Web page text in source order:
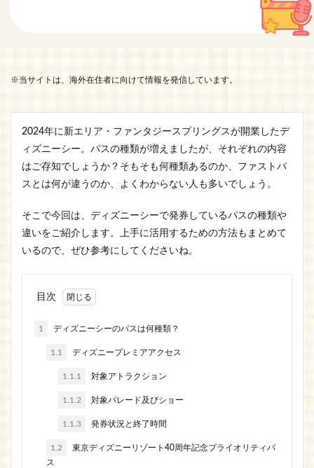
※当サイトは、海外在住者に向けて情報を発信しています。
2024年に新エリア・ファンタジースプリングスが開業したデ
ィズニーシー。パスの種類が増えましたが、それぞれの内容
はご存知でしょうか？そもそも何種類あるのか、ファストパ
スとは何が違うのか、よくわからない人も多いでしょう。
そこで今回は、ディズニーシーで発券しているパスの種類や
違いをご紹介します。上手に活用するための方法もまとめて
いるので、ぜひ参考にしてくださいね。
目次
1 ディズニーシーのパスは何種類？
1.1 ディズニープレミアアクセス
1.1.1 対象アトラクション
1.1.2 対象パレード及びショー
1.1.3 発券状況と終了時間
1.2
東京ディズニーリゾート40周年記念プライオリティパ
ス